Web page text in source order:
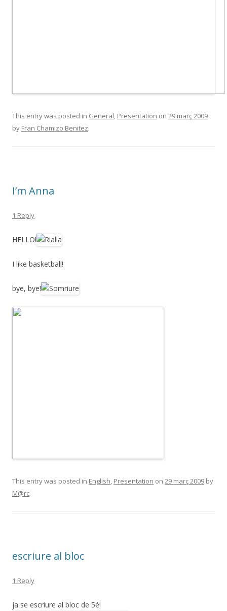
This entry was posted in General, Presentation on 29 març 2009
by Fran Chamizo Benitez.
I’m Anna
1 Reply
HELLO!
I like basketball!
bye, bye!
This entry was posted in English, Presentation on 29 març 2009 by
M@rc.
escriure al bloc
1 Reply
ja se escriure al bloc de 5é!